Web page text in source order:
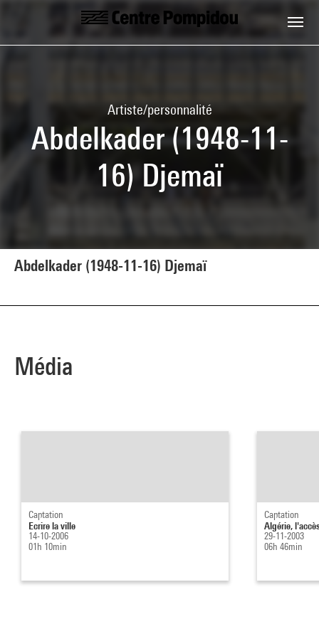
Aller au contenu principal
Centre Pompidou
Artiste/personnalité
Abdelkader (1948-11-
16) Djemaï
Abdelkader (1948-11-16) Djemaï
Média
Captation
Ecrire la ville
14-10-2006
01h 10min
Captation
Algérie,
29-11-2003
06h 46min